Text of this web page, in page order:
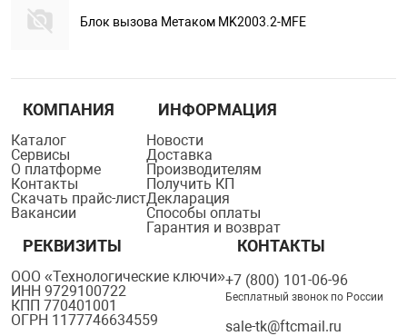
Блок вызова Метаком MK2003.2-MFE
КОМПАНИЯ
Каталог
Сервисы
О платформе
Контакты
Скачать прайс-лист
Вакансии
ИНФОРМАЦИЯ
Новости
Доставка
Производителям
Получить КП
Декларация
Способы оплаты
Гарантия и возврат
РЕКВИЗИТЫ
ООО «Технологические ключи»
ИНН 9729100722
КПП 770401001
ОГРН 1177746634559
КОНТАКТЫ
+7 (800) 101-06-96
Бесплатный звонок по России
sale-tk@ftcmail.ru